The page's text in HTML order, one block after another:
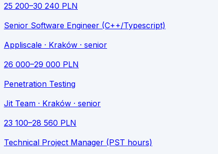
25 200–30 240 PLN
Senior Software Engineer (C++/Typescript)
Appliscale · Kraków · senior
26 000–29 000 PLN
Penetration Testing
Jit Team · Kraków · senior
23 100–28 560 PLN
Technical Project Manager (PST hours)